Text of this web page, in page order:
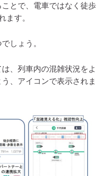
とで、電車ではなく徒歩
ます。
しょう。
、列車内の混雑状況をよ
、アイコンで表示されま